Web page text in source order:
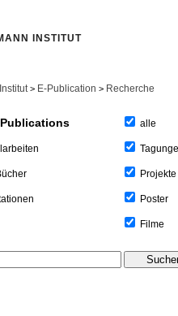
INSTITUT
> E-Publication > Recherche
alle
Projekte
Poster
Filme